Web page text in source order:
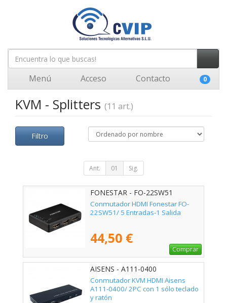
Menú Acceso Contacto 0
KVM - Splitters (11 art.)
Filtro
Ant. 01 Sig.
FONESTAR - FO-22SW51
Conmutador HDMI Fonestar FO-
22SW51/ 5 Entradas-1 Salida
44,50 €
Comprar
AISENS - A111-0400
Conmutador KVM HDMI Aisens
A111-0400/ 2PC con 1 sólo teclado
y ratón